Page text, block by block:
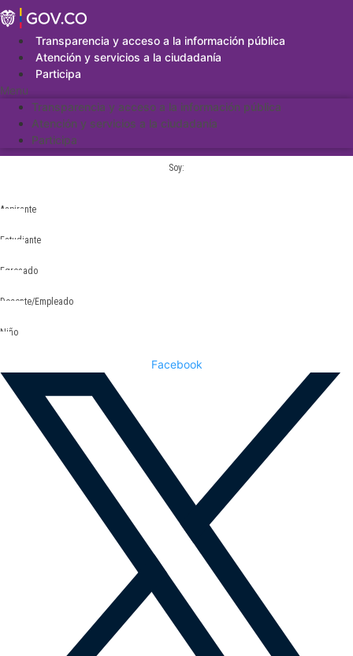
Saltar
al
contenidoTransparencia y acceso a la información pública
Atención y servicios a la ciudadanía
Participa
Menu
Transparencia y acceso a la información pública
Atención y servicios a la ciudadanía
Participa
Soy:
Aspirante
Estudiante
Egresado
Docente/Empleado
Niño
Facebook